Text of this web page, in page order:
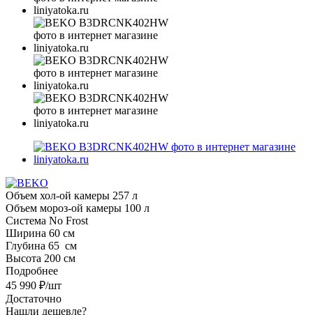
Объем хол-ой камеры 257 л
Объем мороз-ой камеры 100 л
Система No Frost
Ширина 60 см
Глубина 65 см
Высота 200 см
Подробнее
45 990 ₽/шт
Достаточно
Нашли дешевле?